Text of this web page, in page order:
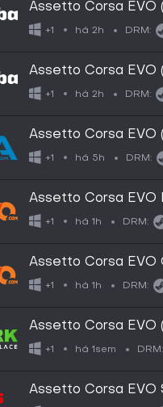
Assetto Corsa EVO
+1 há 2h DRM:
Assetto Corsa EVO
+1 há 2h DRM:
Assetto Corsa EVO
+1 há 5h DRM:
Assetto Corsa EVO
+1 há 1h DRM:
Assetto Corsa EVO
+1 há 1h DRM:
Assetto Corsa EVO
+1 há 1sem DRM:
Assetto Corsa EVO